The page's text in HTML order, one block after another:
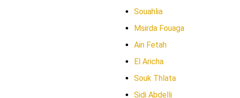
Souahlia
Msirda Fouaga
Ain Fetah
El Aricha
Souk Thlata
Sidi Abdelli